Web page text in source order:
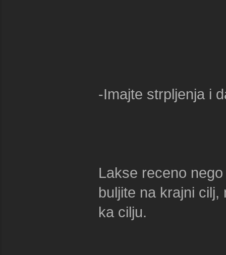
-Imajte strpljenja i
Lakse receno
buljite na krajni
ka cilju.